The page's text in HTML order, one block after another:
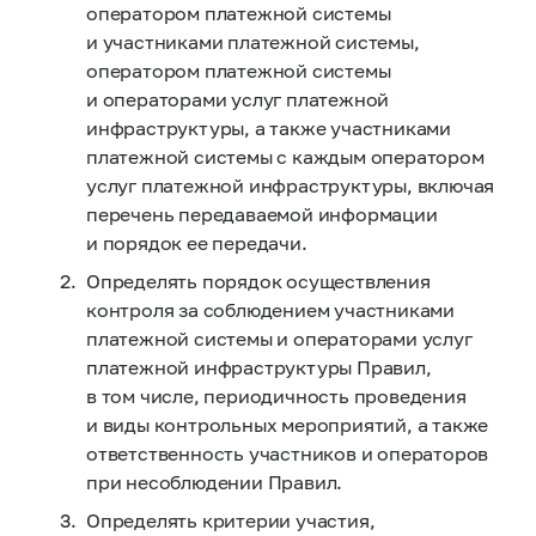
оператором платежной системы
и участниками платежной системы,
оператором платежной системы
и операторами услуг платежной
инфраструктуры, а также участниками
платежной системы с каждым оператором
услуг платежной инфраструктуры, включая
перечень передаваемой информации
и порядок ее передачи.
Определять порядок осуществления
контроля за соблюдением участниками
платежной системы и операторами услуг
платежной инфраструктуры Правил,
в том числе, периодичность проведения
и виды контрольных мероприятий, а также
ответственность участников и операторов
при несоблюдении Правил.
Определять критерии участия,